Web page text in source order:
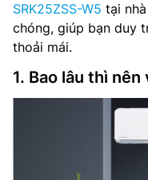
SRK25ZSS-W5 tại
chóng, giúp bạn duy
thoải mái.
1. Bao lâu thì